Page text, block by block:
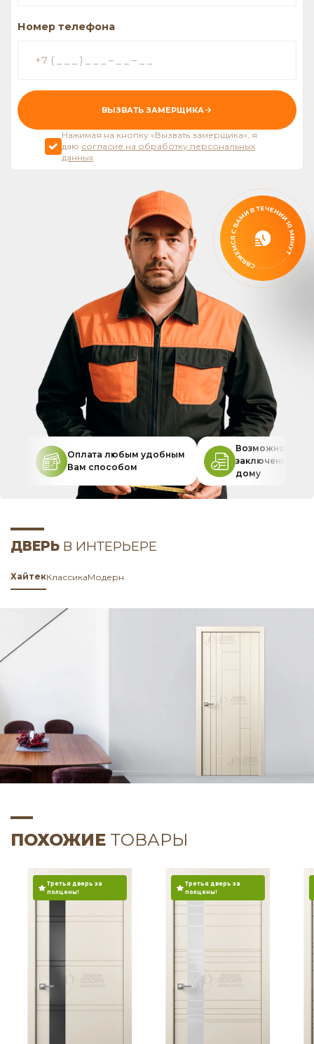
Номер телефона
ВЫЗВАТЬ ЗАМЕРЩИКА
Нажимая на кнопку «Вызвать замерщика», я
даю согласие на обработку персональных
данных
Оплата любым удобным
Вам способом
Возможность
заключения
дому
ДВЕРЬ В ИНТЕРЬЕРЕ
ХайтекКлассикаМодерн
ПОХОЖИЕ ТОВАРЫ
Третья дверь за
полцены!
Третья дверь за
полцены!